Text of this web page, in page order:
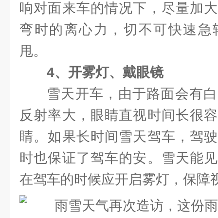
响对面来车的情况下，尽量加
弯时的离心力，切不可快速
甩。
4、开雾灯、戴眼镜
雪天开车，由于路面会有
反射率大，眼睛直视时间长很
睛。如果长时间雪天驾车，驾
时也保证了驾车的安。雪天能
在驾车的时候应开启雾灯，保障